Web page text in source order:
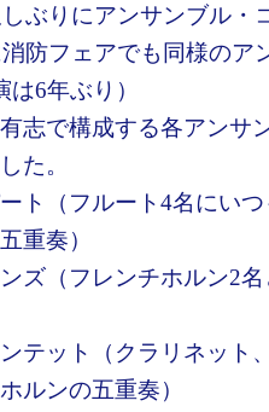
ぶりにアンサンブル・
消防フェアでも同様の
6年ぶり）
志で構成する各アンサ
た。
ート（フルート4名にい
重奏）
ンズ（フレンチホルン2
ンテット（クラリネット
ルンの五重奏）